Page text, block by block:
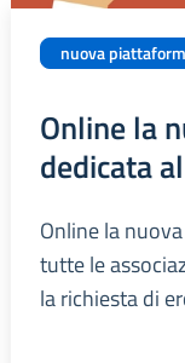
nuova
Online la
dedicata
Online la
tutte le
la richiesta di